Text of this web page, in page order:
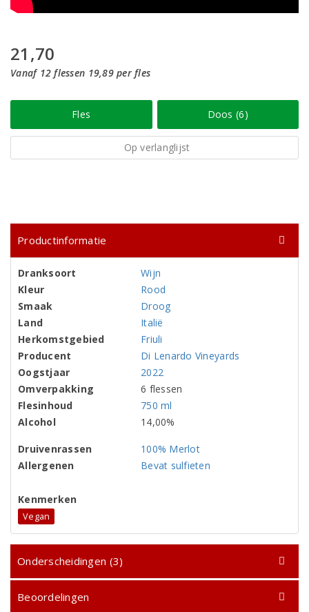
21,70
Vanaf 12 flessen 19,89 per fles
Fles Doos (6)
Op verlanglijst
Productinformatie
Dranksoort
Wijn
Kleur
Rood
Smaak
Droog
Land
Italië
Herkomstgebied
Friuli
Producent
Di Lenardo Vineyards
Oogstjaar
2022
Omverpakking
6 flessen
Flesinhoud
750 ml
Alcohol
14,00%
Druivenrassen
100% Merlot
Allergenen
Bevat sulfieten
Kenmerken
Vegan
Onderscheidingen (3)
Beoordelingen